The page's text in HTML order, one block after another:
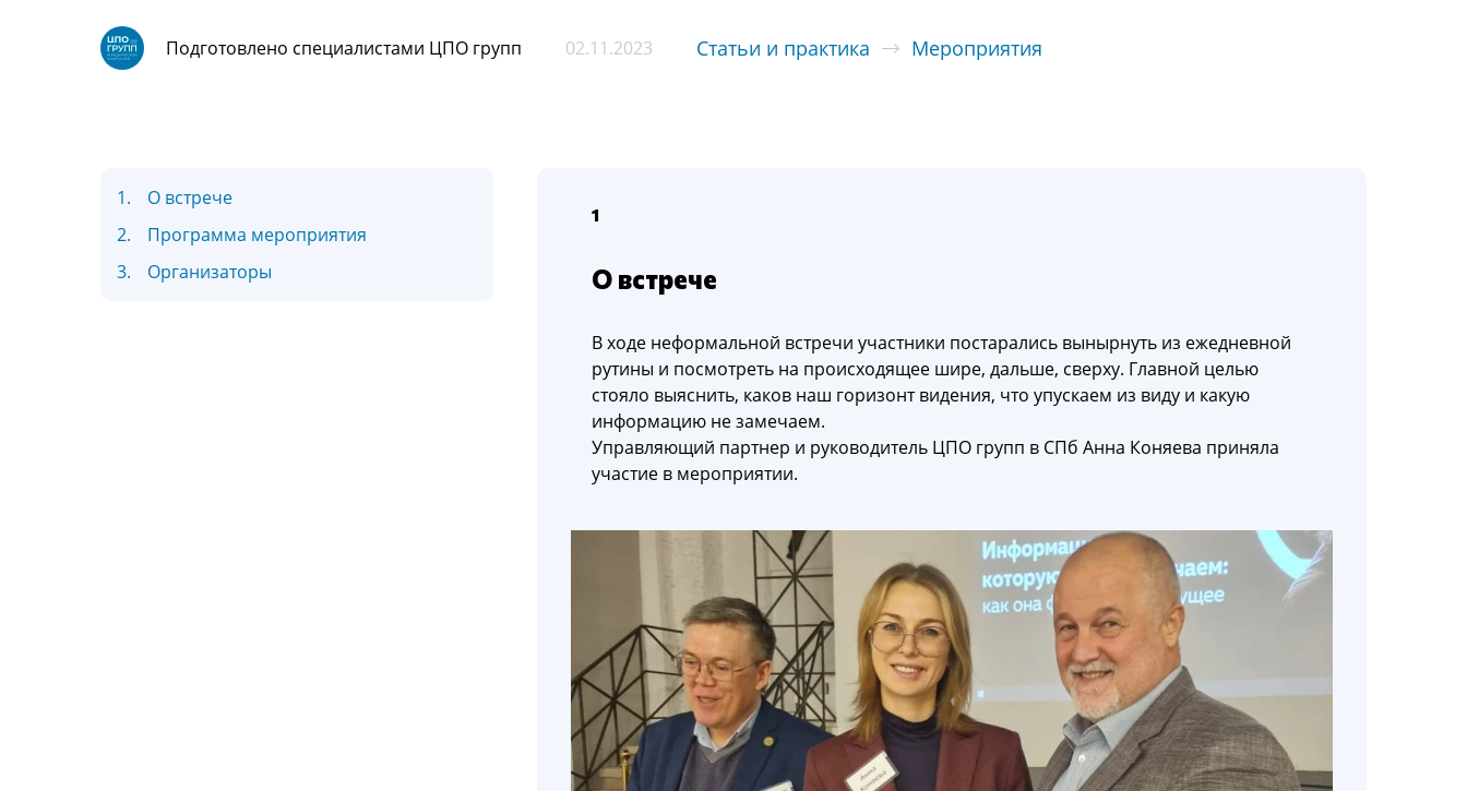
Подготовлено специалистами ЦПО групп 02.11.2023 Статьи и практика Мероприятия
1.
О встрече
2.
Программа мероприятия
3.
Организаторы
1
О встрече
В ходе неформальной встречи участники постарались вынырнуть из ежедневной
рутины и посмотреть на происходящее шире, дальше, сверху. Главной целью
стояло выяснить, каков наш горизонт видения, что упускаем из виду и какую
информацию не замечаем.
Управляющий партнер и руководитель ЦПО групп в СПб Анна Коняева приняла
участие в мероприятии.